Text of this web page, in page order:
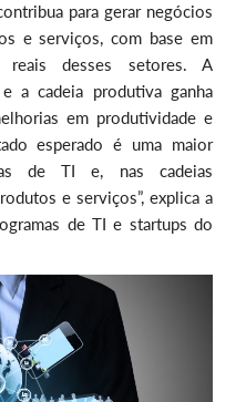
para gerar negócios
e serviços, com base em
reais desses setores. A
a cadeia produtiva ganha
em produtividade e
esperado é uma maior
de TI e, nas cadeias
e serviços”, explica a
de TI e startups do